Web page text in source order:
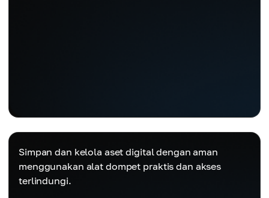
Simpan dan kelola aset digital dengan aman
menggunakan alat dompet praktis dan akses
terlindungi.